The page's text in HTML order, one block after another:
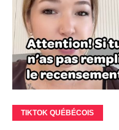
TIKTOK QUÉBÉCOIS